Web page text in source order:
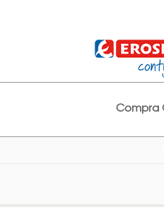
Compra